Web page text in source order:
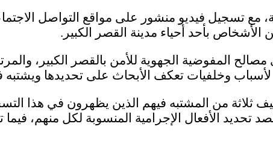
بأحد أحياء مدينة القصر الكبير.
المفوضية الجهوية للأمن بالقصر الكبير،
وخلفيات تعكف الأبحاث على تحديدها ويشتبه
ثلاثة من المشتبه فيهم الذين يظهرون في هذا
تحديد الأفعال الإجرامية المنسوبة لكل منهم،